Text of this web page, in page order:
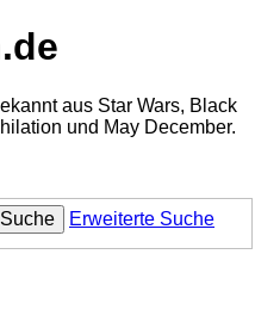
aus Star Wars, Black
und May December.
Suche Erweiterte Suche